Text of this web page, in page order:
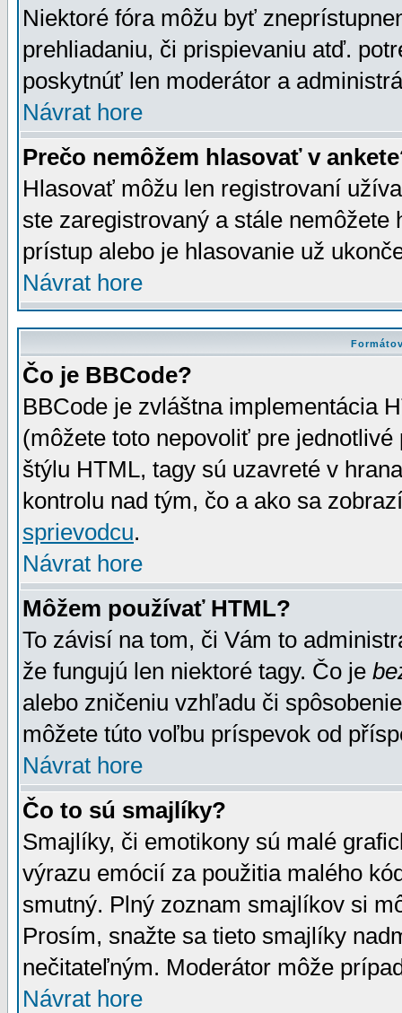
Niektoré fóra môžu byť
prehliadaniu, či prispievaniu atď.
poskytnúť len moderátor a
Návrat hore
Prečo nemôžem hlasovať v
Hlasovať môžu len registrovaní
ste zaregistrovaný a stále
prístup alebo je hlasovanie už
Návrat hore
Čo je BBCode?
BBCode je zvláštna implementácia
(môžete toto nepovoliť pre
štýlu HTML, tagy sú uzavreté v
kontrolu nad tým, čo a ako sa
sprievodcu.
Návrat hore
Môžem používať HTML?
To závisí na tom, či Vám to
že fungujú len niektoré tagy. Čo je
alebo zničeniu vzhľadu či
môžete túto voľbu príspevok od
Návrat hore
Čo to sú smajlíky?
Smajlíky, či emotikony sú malé
výrazu emócií za použitia malého
smutný. Plný zoznam smajlíkov si
Prosím, snažte sa tieto smajlíky
nečitateľným. Moderátor môže
Návrat hore